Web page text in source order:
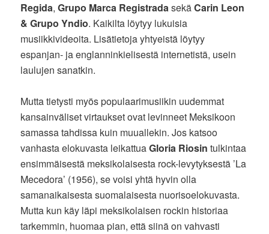
Regida,Grupo Marca RegistradasekäCarin Leon
& Grupo Yndio. Kaikilta löytyy lukuisia
musiikkivideoita. Lisätietoja yhtyeistä löytyy
espanjan- ja englanninkielisestä internetistä, usein
laulujen sanatkin.
Mutta tietysti myös populaarimusiikin uudemmat
kansainväliset virtaukset ovat levinneet Meksikoon
samassa tahdissa kuin muuallekin. Jos katsoo
vanhasta elokuvasta leikattuaGloria Riosin tulkintaa
ensimmäisestä meksikolaisesta rock-levytyksestä ’La
Mecedora’ (1956), se voisi yhtä hyvin olla
samanaikaisesta suomalaisesta nuorisoelokuvasta.
Mutta kun käy läpi meksikolaisen rockin historiaa
tarkemmin, huomaa pian, että siinä on vahvasti